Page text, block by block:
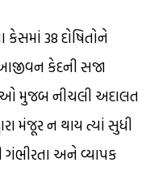
38 દોષિતોને
કેદની સજા
મુજબ નીચલી અદાલત
મંજૂર ન થાય ત્યાં સુધી
અને વ્યાપક